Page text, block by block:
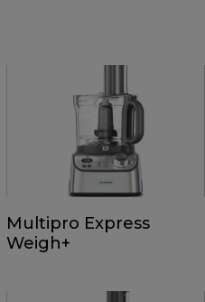
Multipro Express
Weigh+